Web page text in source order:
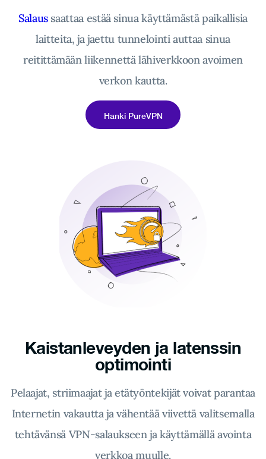
Salaussaattaa estää sinua käyttämästä paikallisia
laitteita, ja jaettu tunnelointi auttaa sinua
reitittämään liikennettä lähiverkkoon avoimen
verkon kautta.
Hanki PureVPN
Kaistanleveyden ja latenssin
optimointi
Pelaajat, striimaajat ja etätyöntekijät voivat parantaa
Internetin vakautta ja vähentää viivettä valitsemalla
tehtävänsä VPN-salaukseen ja käyttämällä avointa
verkkoa muulle.